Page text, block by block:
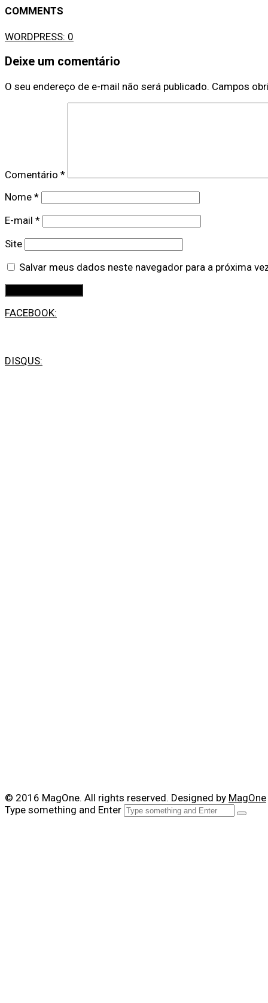
COMMENTS
WORDPRESS: 0
Deixe um comentário
O seu endereço de e-mail não será publicado. Campos
Comentário *
Nome *
E-mail *
Site
Salvar meus dados neste navegador para a próxima
FACEBOOK:
DISQUS:
© 2016 MagOne. All rights reserved. Designed by MagOne
Type something and Enter